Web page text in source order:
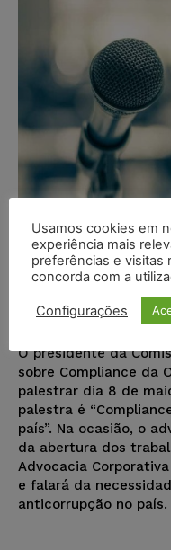
Compliance
palestra em
O presidente da
sobre Compliance da
palestrar dia 8 de
palestra é
país”. Na ocasião, o
da abertura dos
Advocacia
e falará da
anticorrupção no país.
Usamos cookies em
experiência mais
preferências e visitas
concorda com a
Configurações